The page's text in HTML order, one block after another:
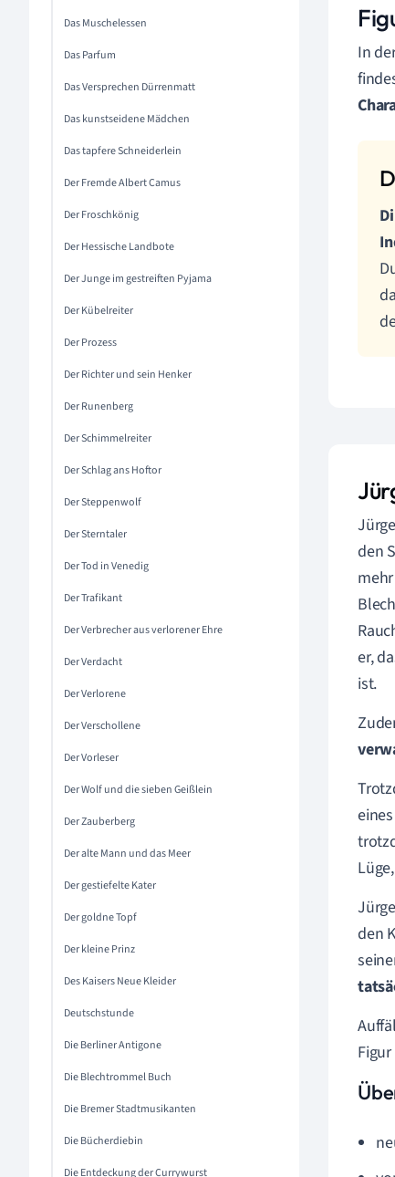
Das Muschelessen
Das Parfum
Das Versprechen Dürrenmatt
Das kunstseidene Mädchen
Das tapfere Schneiderlein
Der Fremde Albert Camus
Der Froschkönig
Der Hessische Landbote
Der Junge im gestreiften Pyjama
Der Kübelreiter
Der Prozess
Der Richter und sein Henker
Der Runenberg
Der Schimmelreiter
Der Schlag ans Hoftor
Der Steppenwolf
Der Sterntaler
Der Tod in Venedig
Der Trafikant
Der Verbrecher aus verlorener Ehre
Der Verdacht
Der Verlorene
Der Verschollene
Der Vorleser
Der Wolf und die sieben Geißlein
Der Zauberberg
Der alte Mann und das Meer
Der gestiefelte Kater
Der goldne Topf
Der kleine Prinz
Des Kaisers Neue Kleider
Deutschstunde
Die Berliner Antigone
Die Blechtrommel Buch
Die Bremer Stadtmusikanten
Die Bücherdiebin
Die Entdeckung der Currywurst
In
den
er,
ist.
den